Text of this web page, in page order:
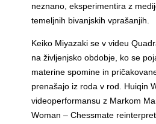
neznano, eksperimentira z
temeljnih bivanjskih vprašanjih.
Keiko Miyazaki se v videu
na življenjsko obdobje, ko se
materine spomine in
prenašajo iz roda v rod. Huiqin
videoperformansu z Markom
Woman – Chessmate